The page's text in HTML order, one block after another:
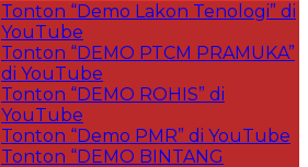
Tonton “Demo Lakon Tenologi” di
YouTube
Tonton “DEMO PTCM PRAMUKA”
di YouTube
Tonton “DEMO ROHIS” di
YouTube
Tonton “Demo PMR” di YouTube
Tonton “DEMO BINTANG